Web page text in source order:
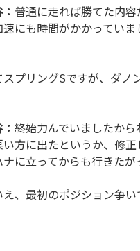
普通に走れば勝てた内
速にも時間がかかってい
スプリングSですが、ダ
終始力んでいましたか
い方に出たというか、修
に立ってからも行きたが
え、最初のポジション争